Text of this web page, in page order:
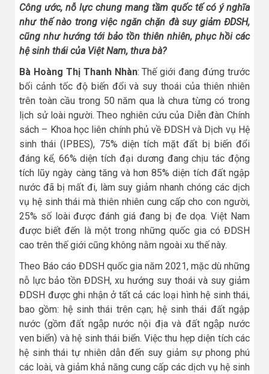
Công ước, nỗ lực chung mang tầm quốc tế có ý nghĩa
như thế nào trong việc ngăn chặn đà suy giảm ĐDSH,
cũng như hướng tới bảo tồn thiên nhiên, phục hồi các
hệ sinh thái của Việt Nam, thưa bà?
Bà Hoàng Thị Thanh Nhàn: Thế giới đang đứng trước
bối cảnh tốc độ biến đổi và suy thoái của thiên nhiên
trên toàn cầu trong 50 năm qua là chưa từng có trong
lịch sử loài người. Theo nghiên cứu của Diễn đàn Chính
sách – Khoa học liên chính phủ về ĐDSH và Dịch vụ Hệ
sinh thái (IPBES), 75% diện tích mặt đất bị biến đổi
đáng kể, 66% diện tích đại dương đang chịu tác động
tích lũy ngày càng tăng và hơn 85% diện tích đất ngập
nước đã bị mất đi, làm suy giảm nhanh chóng các dịch
vụ hệ sinh thái mà thiên nhiên cung cấp cho con người,
25% số loài được đánh giá đang bị đe dọa. Việt Nam
được biết đến là một trong những quốc gia có ĐDSH
cao trên thế giới cũng không nằm ngoài xu thế này.
Theo Báo cáo ĐDSH quốc gia năm 2021, mặc dù những
nỗ lực bảo tồn ĐDSH, xu hướng suy thoái và suy giảm
ĐDSH được ghi nhận ở tất cả các loại hình hệ sinh thái,
bao gồm: hệ sinh thái trên cạn; hệ sinh thái đất ngập
nước (gồm đất ngập nước nội địa và đất ngập nước
ven biển) và hệ sinh thái biển. Việc thu hẹp diện tích các
hệ sinh thái tự nhiên dẫn đến suy giảm sự phong phú
các loài, và giảm khả năng cung cấp các dịch vụ hệ sinh